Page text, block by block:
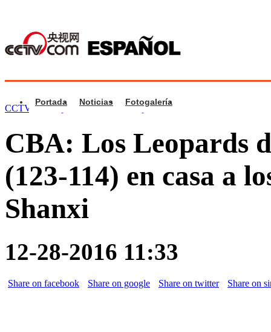
Portada Noticias Fotogalería
CCTV.com Español>Vídeos >Deporte
CBA: Los Leopards
(123-114) en casa a
Shanxi
12-28-2016 11:33
Share on facebook Share on google Share on twitter Share on